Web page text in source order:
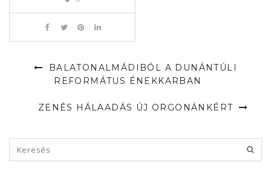
BALATONALMÁDIBÓL A DUNÁNTÚLI
REFORMÁTUS ÉNEKKARBAN
ZENÉS HÁLAADÁS ÚJ ORGONÁNKÉRT